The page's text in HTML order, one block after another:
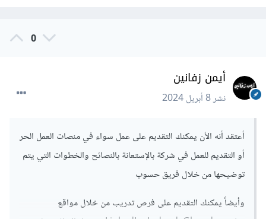
0
أيمن زفانين
نشر8 أبريل 2024
أعتقد أنه الأن يمكنك التقديم على عمل سواء في منصات العمل الحر
أو التقديم للعمل في شركة بالإستعانة بالنصائح والخطوات التي يتم
توضيحها من خلال فريق حسوب
وأيضاً يمكنك التقديم على فرص تدريب من خلال مواقع